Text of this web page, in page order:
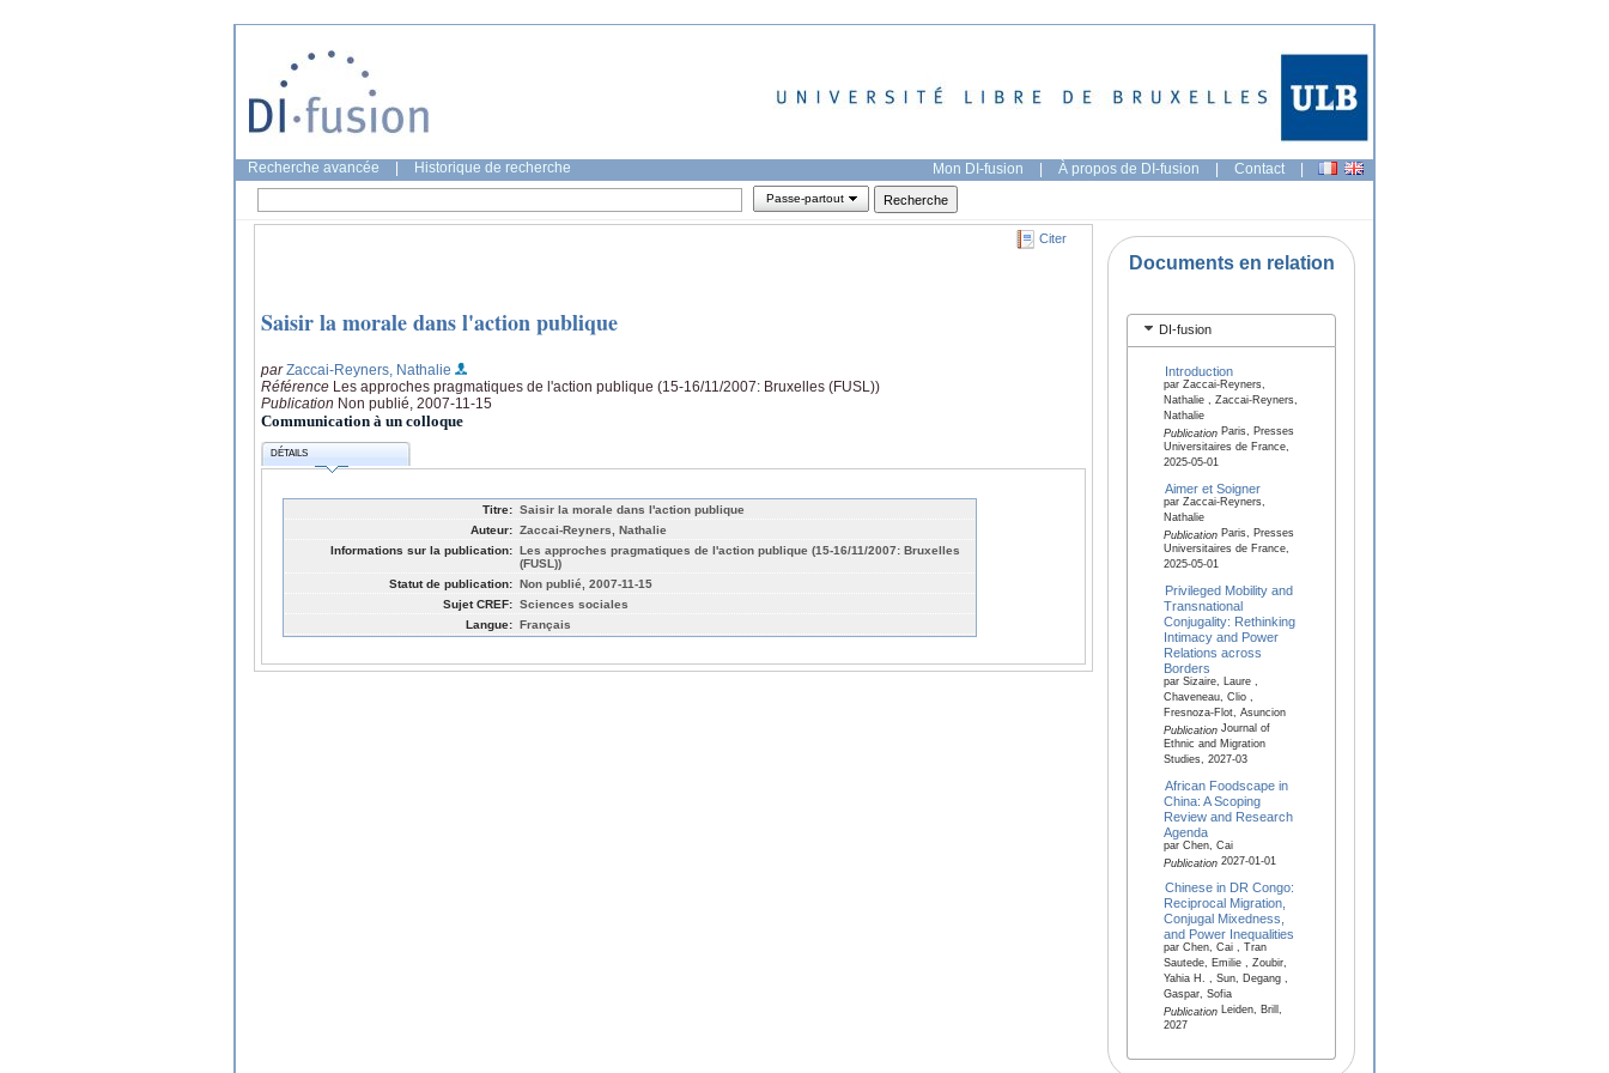
Recherche avancée Historique de recherche Mon DI-fusion | À propos de DI-fusion | Contact |
Passe-partout
Citer
Saisir la morale dans l'action publique
parZaccai-Reyners, Nathalie
Référence Les approches pragmatiques de l'action publique (15-16/11/2007: Bruxelles (FUSL))
Publication Non publié, 2007-11-15
Communication à un colloque
DÉTAILS
Titre: Saisir la morale dans l'action publique
Auteur: Zaccai-Reyners, Nathalie
Informations sur la publication: Les approches pragmatiques de l'action publique (15-16/11/2007: Bruxelles
(FUSL))
Statut de publication: Non publié, 2007-11-15
Sujet CREF: Sciences sociales
Langue: Français
Documents en relation
DI-fusion
Introduction
par Zaccai-Reyners,
Nathalie , Zaccai-Reyners,
Nathalie
PublicationParis, Presses
Universitaires de France,
2025-05-01
Aimer et Soigner
par Zaccai-Reyners,
Nathalie
PublicationParis, Presses
Universitaires de France,
2025-05-01
Privileged Mobility and
Transnational
Conjugality: Rethinking
Intimacy and Power
Relations across
Borders
par Sizaire, Laure ,
Chaveneau, Clio ,
Fresnoza-Flot, Asuncion
PublicationJournal of
Ethnic and Migration
Studies, 2027-03
African Foodscape in
China: A Scoping
Review and Research
Agenda
par Chen, Cai
Publication2027-01-01
Chinese in DR Congo:
Reciprocal Migration,
Conjugal Mixedness,
and Power Inequalities
par Chen, Cai , Tran
Sautede, Emilie , Zoubir,
Yahia H. , Sun, Degang ,
Gaspar, Sofia
PublicationLeiden, Brill,
2027